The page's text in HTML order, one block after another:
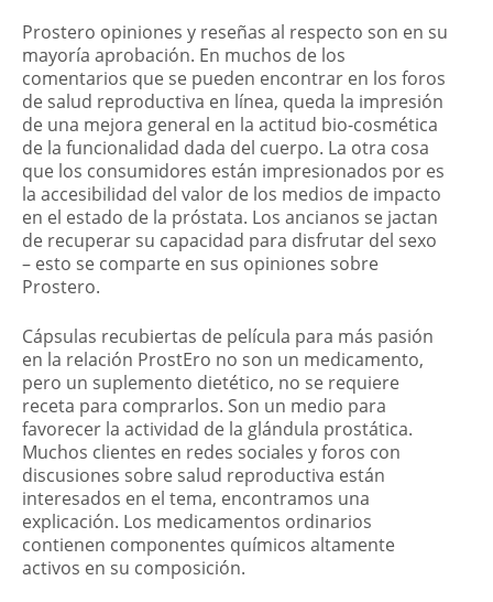
Prostero opiniones y reseñas al respecto son en su
mayoría aprobación. En muchos de los
comentarios que se pueden encontrar en los foros
de salud reproductiva en línea, queda la impresión
de una mejora general en la actitud bio-cosmética
de la funcionalidad dada del cuerpo. La otra cosa
que los consumidores están impresionados por es
la accesibilidad del valor de los medios de impacto
en el estado de la próstata. Los ancianos se jactan
de recuperar su capacidad para disfrutar del sexo
– esto se comparte en sus opiniones sobre
Prostero.
Cápsulas recubiertas de película para más pasión
en la relación ProstEro no son un medicamento,
pero un suplemento dietético, no se requiere
receta para comprarlos. Son un medio para
favorecer la actividad de la glándula prostática.
Muchos clientes en redes sociales y foros con
discusiones sobre salud reproductiva están
interesados en el tema, encontramos una
explicación. Los medicamentos ordinarios
contienen componentes químicos altamente
activos en su composición.